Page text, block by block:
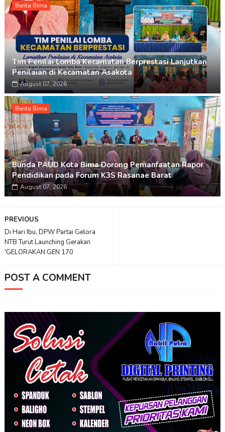
Berita Bima
Tim Penilai Lomba Kecamatan Berprestasi Lanjutkan
Penilaian di Kecamatan Asakota
August 07, 2026
Berita Bima
Bunda PAUD Kota Bima Dorong Pemanfaatan Rapor
Pendidikan pada Forum K3S Rasanae Barat
August 07, 2026
PREVIOUS
Di Hari Ibu, DPW Partai Gelora
NTB Turut Launching Gerakan
'GELORAKAN GEN 170
POST A COMMENT